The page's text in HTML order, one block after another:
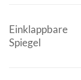
Einklappbare
Spiegel